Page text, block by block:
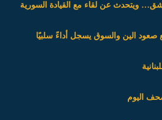
ويتحدث عن لقاء مع القيادة السورية
الين والسوق يسجل أداءً سلبيًا
اليوم